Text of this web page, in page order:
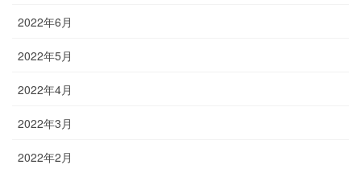
2022年6月
2022年5月
2022年4月
2022年3月
2022年2月